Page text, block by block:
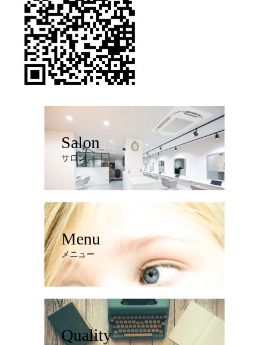
Salon
サロン
Menu
メニュー
Quality